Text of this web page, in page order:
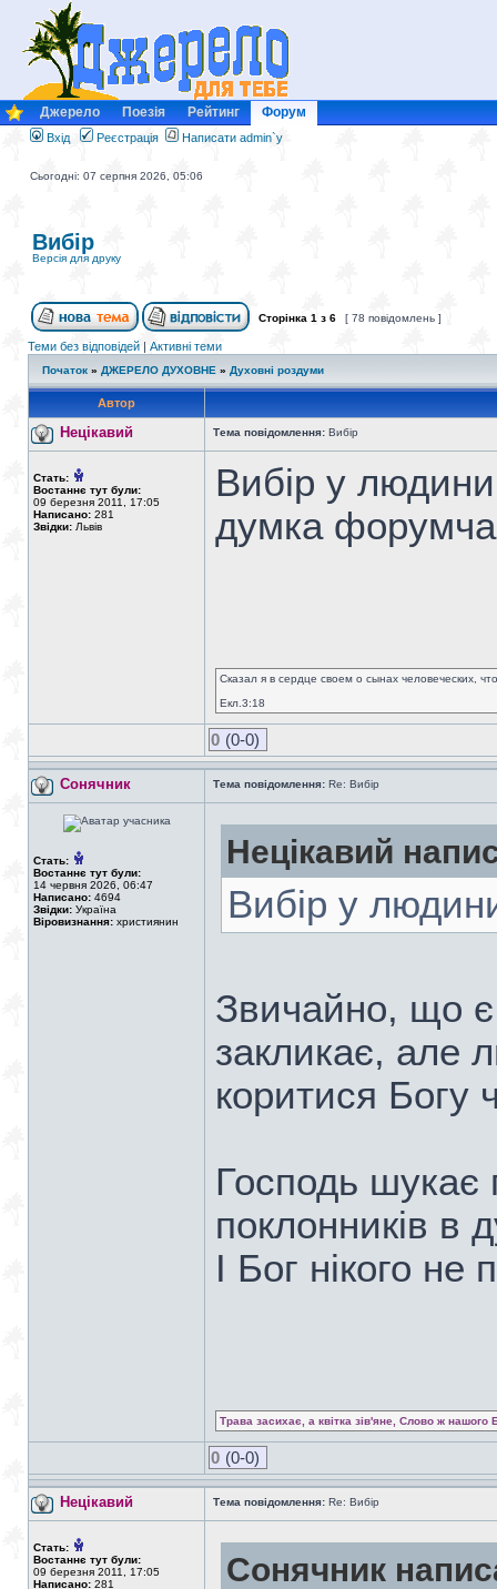
Джерело Поезія Рейтинг Форум
Вхід Реєстрація Написати admin`у
Сьогодні: 07 серпня 2026, 05:06
Вибір
Версія для друку
Сторінка 1 з 6 [ 78 повідомлень ]
Теми без відповідей | Активні теми
Початок » ДЖЕРЕЛО ДУХОВНЕ » Духовні роздуми
Автор
Нецікавий Тема повідомлення: Вибір
Стать:
Востаннє тут були:
09 березня 2011, 17:05
Написано: 281
Звідки: Львів
Вибір у
думка
Сказал я в сердце своем о сынах человеческих,
Екл.3:18
0 (0-0)
Сонячник Тема повідомлення: Re: Вибір
Стать:
Востаннє тут були:
14 червня 2026, 06:47
Написано: 4694
Звідки: Україна
Віровизнання: християнин
Нецікавий
Вибір у
Звичайно, що
закликає, але
коритися Богу
Господь
поклонників в
І Бог нікого
Трава засихає, а квітка зів'яне, Слово ж нашого
0 (0-0)
Нецікавий Тема повідомлення: Re: Вибір
Стать:
Востаннє тут були:
09 березня 2011, 17:05
Написано: 281
Сонячник